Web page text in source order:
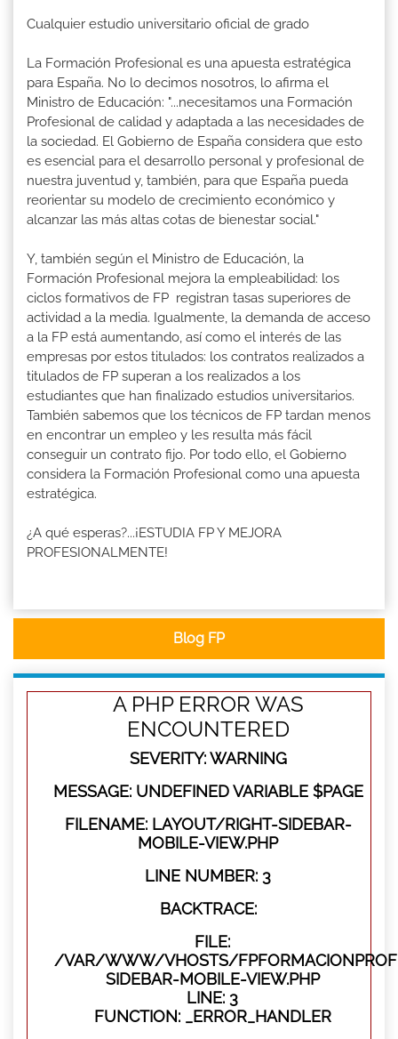
Cualquier estudio universitario oficial de grado
La Formación Profesional es una apuesta estratégica
para España. No lo decimos nosotros, lo afirma el
Ministro de Educación: "...necesitamos una Formación
Profesional de calidad y adaptada a las necesidades de
la sociedad. El Gobierno de España considera que esto
es esencial para el desarrollo personal y profesional de
nuestra juventud y, también, para que España pueda
reorientar su modelo de crecimiento económico y
alcanzar las más altas cotas de bienestar social."
Y, también según el Ministro de Educación, la
Formación Profesional mejora la empleabilidad: los
ciclos formativos de FP registran tasas superiores de
actividad a la media. Igualmente, la demanda de acceso
a la FP está aumentando, así como el interés de las
empresas por estos titulados: los contratos realizados a
titulados de FP superan a los realizados a los
estudiantes que han finalizado estudios universitarios.
También sabemos que los técnicos de FP tardan menos
en encontrar un empleo y les resulta más fácil
conseguir un contrato fijo. Por todo ello, el Gobierno
considera la Formación Profesional como una apuesta
estratégica.
¿A qué esperas?...¡ESTUDIA FP Y MEJORA
PROFESIONALMENTE!
Blog FP
A PHP ERROR WAS
ENCOUNTERED
SEVERITY: WARNING
MESSAGE: UNDEFINED VARIABLE $PAGE
FILENAME: LAYOUT/RIGHT-SIDEBAR-
MOBILE-VIEW.PHP
LINE NUMBER: 3
BACKTRACE:
FILE:
/VAR/WWW/VHOSTS/
SIDEBAR-MOBILE-VIEW.PHP
LINE: 3
FUNCTION: _ERROR_HANDLER